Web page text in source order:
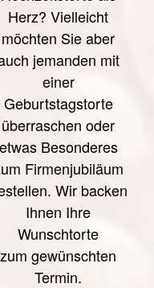
Herz? Vielleicht
möchten Sie aber
jemanden mit
einer
Geburtstagstorte
überraschen oder
etwas Besonderes
Firmenjubiläum
Wir backen
Ihnen Ihre
Wunschtorte
zum gewünschten
Termin.